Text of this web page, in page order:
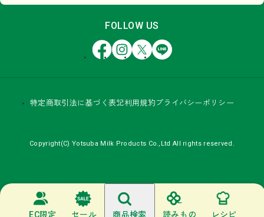
EC限定 セール 商品検索 読みもの レシピ
FOLLOW US
FacebookInstagram
X LINE
特定商取引法に基づく表記利用規約 プライバシーポリシー
Copyright(C) Yotsuba Milk Products Co.,Ltd All rights reserved.